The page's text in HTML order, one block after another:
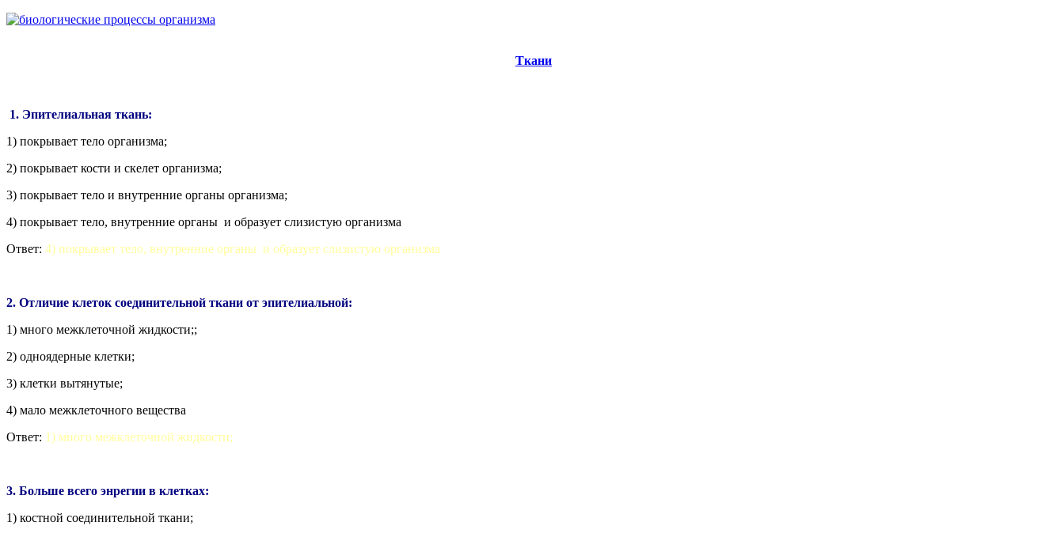
Ткани
1. Эпителиальная ткань:
1) покрывает тело организма;
2) покрывает кости и скелет организма;
3) покрывает тело и внутренние органы организма;
4) покрывает тело, внутренние органы и образует слизистую организма
Ответ: 4) покрывает тело, внутренние органы и образует слизистую организма
2. Отличие клеток соединительной ткани от эпителиальной:
1) много межклеточной жидкости;;
2) одноядерные клетки;
3) клетки вытянутые;
4) мало межклеточного вещества
Ответ: 1) много межклеточной жидкости;
3. Больше всего энрегии в клетках:
1) костной соединительной ткани;